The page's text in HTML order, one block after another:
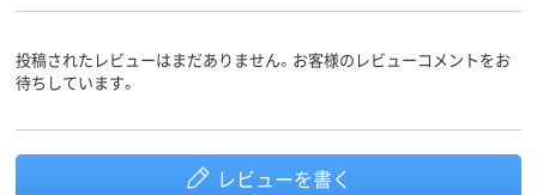
投稿されたレビューはまだありません。お客様のレビューコメントをお
待ちしています。
レビューを書く